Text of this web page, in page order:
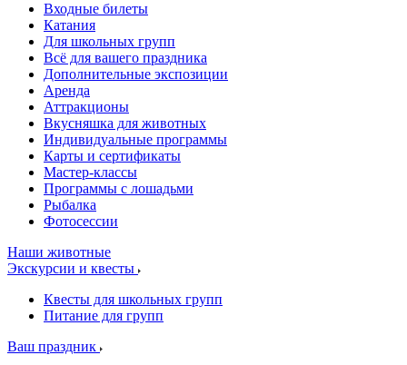
Входные билеты
Катания
Для школьных групп
Всё для вашего праздника
Дополнительные экспозиции
Аренда
Аттракционы
Вкусняшка для животных
Индивидуальные программы
Карты и сертификаты
Мастер-классы
Программы с лошадьми
Рыбалка
Фотосессии
Наши животные
Экскурсии и квесты
Квесты для школьных групп
Питание для групп
Ваш праздник